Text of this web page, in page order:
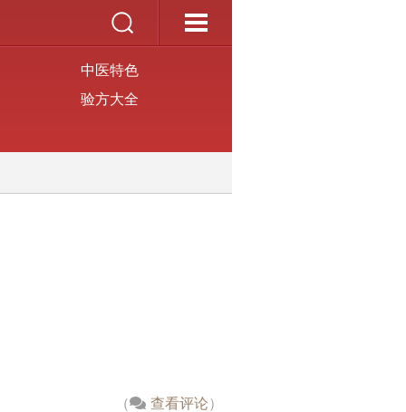
中医特色
验方大全
（ 查看评论）